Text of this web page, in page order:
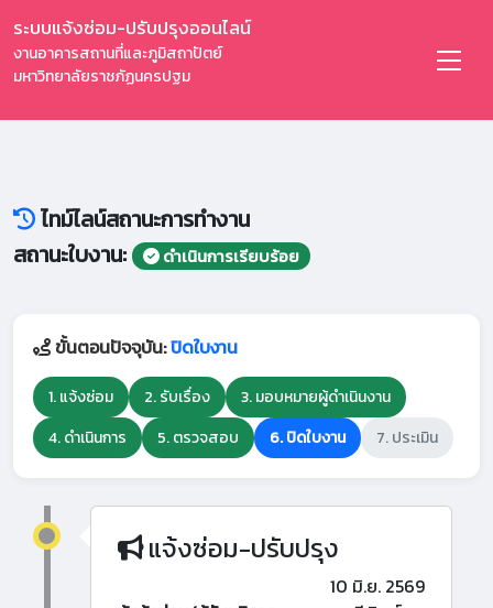
ระบบแจ้งซ่อม-ปรับปรุงออนไลน์
งานอาคารสถานที่และภูมิสถาปัตย์
มหาวิทยาลัยราชภัฏนครปฐม
ไทม์ไลน์สถานะการทำงาน
สถานะใบงาน:
ดำเนินการเรียบร้อย
ขั้นตอนปัจจุบัน:ปิดใบงาน
1. แจ้งซ่อม 2. รับเรื่อง
3. มอบหมายผู้ดำเนินงาน
4. ดำเนินการ
5. ตรวจสอบ 6. ปิดใบงาน 7. ประเมิน
แจ้งซ่อม-ปรับปรุง
10 มิ.ย. 2569